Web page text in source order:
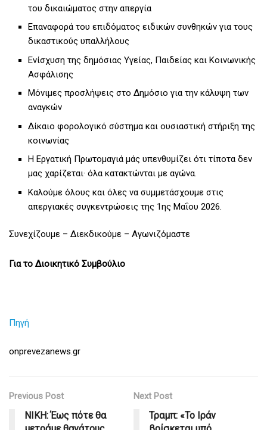
του δικαιώματος στην απεργία
Επαναφορά του επιδόματος ειδικών συνθηκών για τους
δικαστικούς υπαλλήλους
Ενίσχυση της δημόσιας Υγείας, Παιδείας και Κοινωνικής
Ασφάλισης
Μόνιμες προσλήψεις στο Δημόσιο για την κάλυψη των
αναγκών
Δίκαιο φορολογικό σύστημα και ουσιαστική στήριξη της
κοινωνίας
Η Εργατική Πρωτομαγιά μάς υπενθυμίζει ότι τίποτα δεν
μας χαρίζεται· όλα κατακτώνται με αγώνα.
Καλούμε όλους και όλες να συμμετάσχουμε στις
απεργιακές συγκεντρώσεις της 1ης Μαΐου 2026.
Συνεχίζουμε – Διεκδικούμε – Αγωνιζόμαστε
Για το Διοικητικό Συμβούλιο
Πηγή
onprevezanews.gr
Previous Post
ΝΙΚΗ: Έως πότε θα
Next Post
Τραμπ: «Το Ιράν